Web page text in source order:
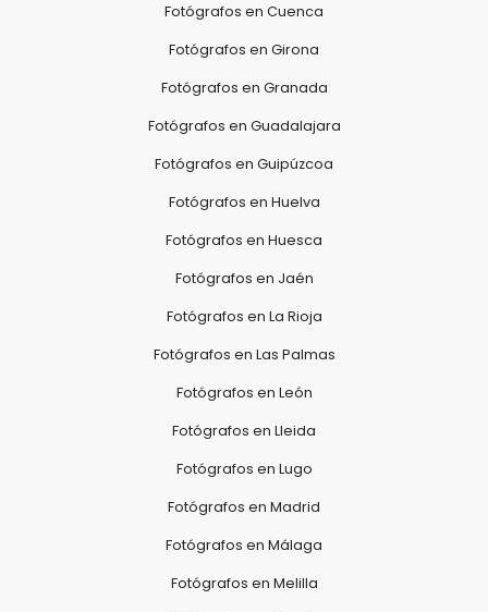
Fotógrafos en Cuenca
Fotógrafos en Girona
Fotógrafos en Granada
Fotógrafos en Guadalajara
Fotógrafos en Guipúzcoa
Fotógrafos en Huelva
Fotógrafos en Huesca
Fotógrafos en Jaén
Fotógrafos en La Rioja
Fotógrafos en Las Palmas
Fotógrafos en León
Fotógrafos en Lleida
Fotógrafos en Lugo
Fotógrafos en Madrid
Fotógrafos en Málaga
Fotógrafos en Melilla